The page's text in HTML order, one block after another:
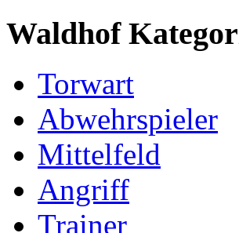
Waldhof
Torwart
Abwehrspieler
Mittelfeld
Angriff
Trainer